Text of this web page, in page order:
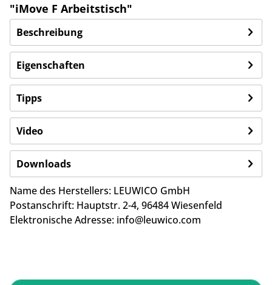
"iMove F Arbeitstisch"
Beschreibung
Eigenschaften
Tipps
Video
Downloads
Name des Herstellers: LEUWICO GmbH
Postanschrift: Hauptstr. 2-4, 96484 Wiesenfeld
Elektronische Adresse: info@leuwico.com